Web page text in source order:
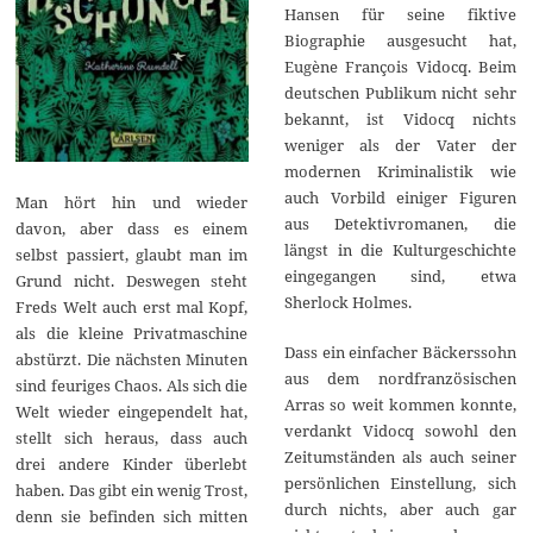
Man hört hin und wieder
davon, aber dass es einem
selbst passiert, glaubt man im
Grund nicht. Deswegen steht
Freds Welt auch erst mal Kopf,
als die kleine Privatmaschine
abstürzt. Die nächsten Minuten
sind feuriges Chaos. Als sich die
Welt wieder eingependelt hat,
stellt sich heraus, dass auch
drei andere Kinder überlebt
haben. Das gibt ein wenig Trost,
denn sie befinden sich mitten
Hansen für seine fiktive
Biographie ausgesucht hat,
Eugène François Vidocq. Beim
deutschen Publikum nicht sehr
bekannt, ist Vidocq nichts
weniger als der Vater der
modernen Kriminalistik wie
auch Vorbild einiger Figuren
aus Detektivromanen, die
längst in die Kulturgeschichte
eingegangen sind, etwa
Sherlock Holmes.
Dass ein einfacher Bäckerssohn
aus dem nordfranzösischen
Arras so weit kommen konnte,
verdankt Vidocq sowohl den
Zeitumständen als auch seiner
persönlichen Einstellung, sich
durch nichts, aber auch gar